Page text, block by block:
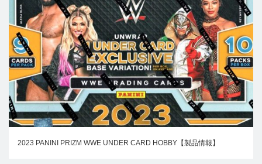
2023 PANINI PRIZM WWE UNDER CARD HOBBY【製品情報】